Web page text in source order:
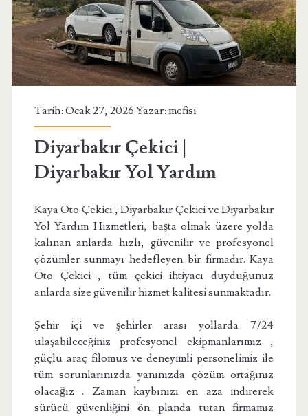
Tarih: Ocak 27, 2026 Yazar: mefisi
Diyarbakır Çekici |
Diyarbakır Yol Yardım
Kaya Oto Çekici , Diyarbakır Çekici ve Diyarbakır
Yol Yardım Hizmetleri, başta olmak üzere yolda
kalınan anlarda hızlı, güvenilir ve profesyonel
çözümler sunmayı hedefleyen bir firmadır. Kaya
Oto Çekici , tüm çekici ihtiyacı duyduğunuz
anlarda size güvenilir hizmet kalitesi sunmaktadır.
Şehir içi ve şehirler arası yollarda 7/24
ulaşabileceğiniz profesyonel ekipmanlarımız ,
güçlü araç filomuz ve deneyimli personelimiz ile
tüm sorunlarınızda yanınızda çözüm ortağınız
olacağız . Zaman kaybınızı en aza indirerek
sürücü güvenliğini ön planda tutan firmamız